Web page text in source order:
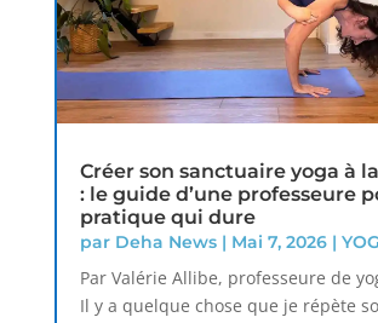
Créer son sanctuaire yoga à
: le guide d’une professeure
pratique qui dure
par Deha News| Mai 7, 2026|
Par Valérie Allibe, professeure de
Il y a quelque chose que je répète